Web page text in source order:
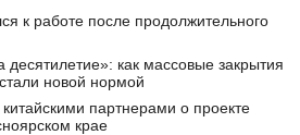
к работе после продолжительного
как массовые закрытия
новой нормой
партнерами о проекте
крае